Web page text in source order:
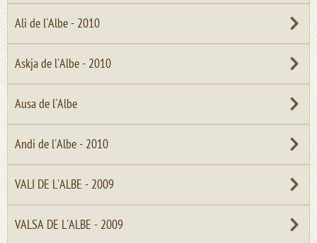
Ali de l'Albe - 2010
Askja de l'Albe - 2010
Ausa de l'Albe
Andi de l'Albe - 2010
VALI DE L'ALBE - 2009
VALSA DE L'ALBE - 2009